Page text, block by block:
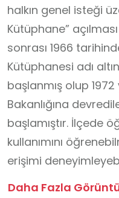
halkın genel isteği
Kütüphane”
sonrası 1966
Kütüphanesi adı
başlanmış olup
Bakanlığına
başlamıştır. İlçede
kullanımını
erişimi
tekniklerini
Daha Fazla